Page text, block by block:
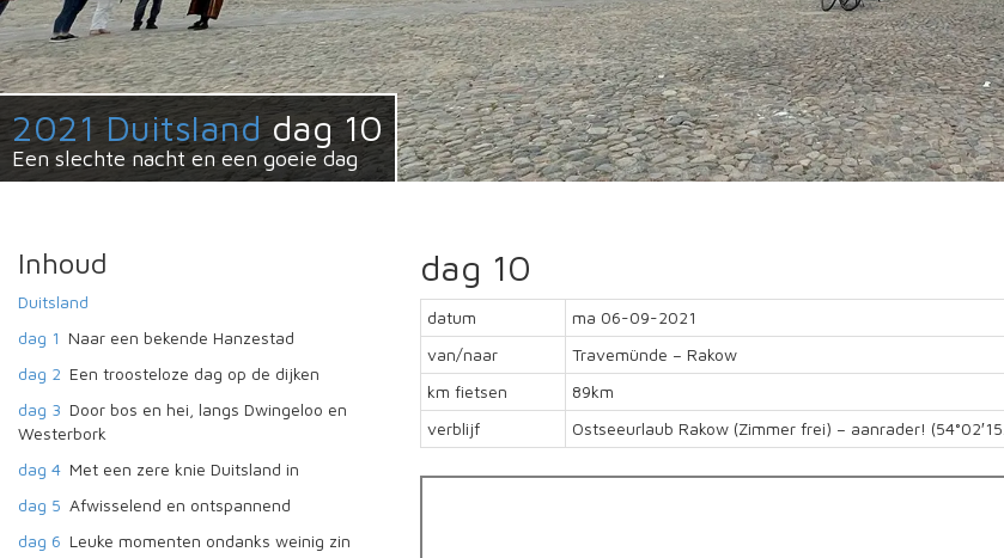
2021 Duitslanddag 10
Een slechte nacht en een goeie dag
dag 10
datum
ma 06-09-2021
van/naar
Travemünde – Rakow
km fietsen
89km
verblijf
Ostseeurlaub Rakow (Zimmer frei) – aanrader!
Inhoud
Duitsland
dag 1 Naar een bekende Hanzestad
dag 2 Een troosteloze dag op de dijken
dag 3 Door bos en hei, langs Dwingeloo en
Westerbork
dag 4 Met een zere knie Duitsland in
dag 5 Afwisselend en ontspannend
dag 6 Leuke momenten ondanks weinig zin